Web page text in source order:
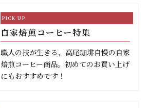
自家焙煎コーヒー特集
職人の技が生きる、高尾珈琲自慢の自家
焙煎コーヒー商品。初めてのお買い上げ
にもおすすめです！